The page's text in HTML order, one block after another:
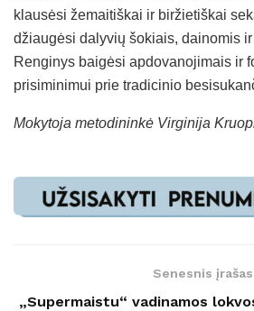
klausėsi žemaitiškai ir biržietiškai
džiaugėsi dalyvių šokiais, dainomis
Renginys baigėsi apdovanojimais ir
prisiminimui prie tradicinio
Mokytoja metodininkė Virginija
Senesnis įrašas
„Supermaistu“ vadinamos